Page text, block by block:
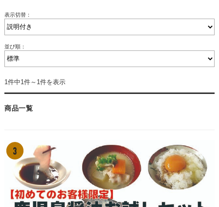
表示切替：
並び順：
1件中1件～1件を表示
商品一覧